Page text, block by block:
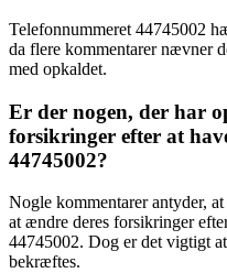
Telefonnummeret 44745002
da flere kommentarer nævner
med opkaldet.
Er der nogen, der har
forsikringer efter at
44745002?
Nogle kommentarer antyder,
at ændre deres forsikringer
44745002. Dog er det vigtigt
bekræftes.